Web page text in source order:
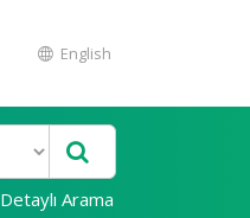
English
Detaylı Arama